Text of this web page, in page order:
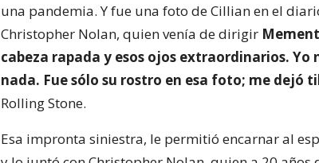
una pandemia. Y fue una foto de Cillian en el
Christopher Nolan, quien venía de dirigir
cabeza rapada y esos ojos extraordinarios.
nada. Fue sólo su rostro en esa foto; me dejó
Rolling Stone.
Esa impronta siniestra, le permitió encarnar al